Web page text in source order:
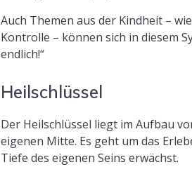
Auch Themen aus der Kindheit –
Kontrolle – können sich in diesem
endlich!“
Heilschlüssel
Der Heilschlüssel liegt im Aufbau
eigenen Mitte. Es geht um das
Tiefe des eigenen Seins erwächst.